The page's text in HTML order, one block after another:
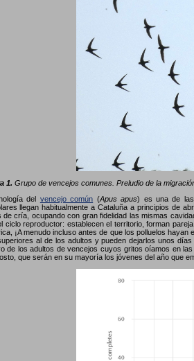
1. Grupo de vencejos comunes. Preludio de la
del vencejo común (Apus apus) es una de las
llegan habitualmente a Cataluña a principios de
de cría, ocupando con gran fidelidad las mismas
ciclo reproductor: establecen el territorio, forman
¡A menudo incluso antes de que los polluelos
al de los adultos y pueden dejarlos unos
de los adultos de vencejos cuyos gritos oíamos en
que serán en su mayoría los jóvenes del año que